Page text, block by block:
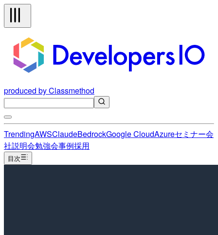
produced by Classmethod
TrendingAWSClaudeBedrockGoogle CloudAzureセミナー会
社説明会勉強会事例採用
目次